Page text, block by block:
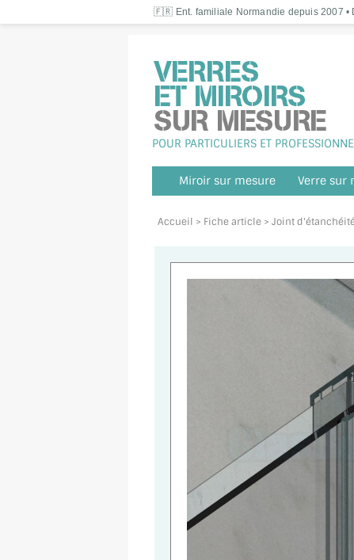
🇫🇷 Ent. familiale Normandie depuis 2007 •
POUR PARTICULIERS ET
Miroir sur mesure Verre sur
Accueil > Fiche article > Joint